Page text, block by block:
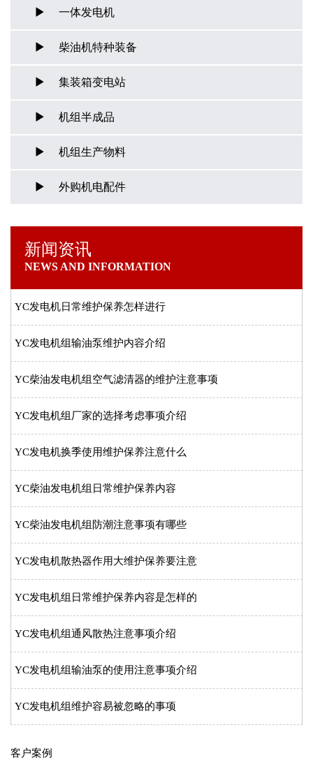
一体发电机
柴油机特种装备
集装箱变电站
机组半成品
机组生产物料
外购机电配件
新闻资讯
NEWS AND INFORMATION
YC发电机日常维护保养怎样进行
YC发电机组输油泵维护内容介绍
YC柴油发电机组空气滤清器的维护注意事项
YC发电机组厂家的选择考虑事项介绍
YC发电机换季使用维护保养注意什么
YC柴油发电机组日常维护保养内容
YC柴油发电机组防潮注意事项有哪些
YC发电机散热器作用大维护保养要注意
YC发电机组日常维护保养内容是怎样的
YC发电机组通风散热注意事项介绍
YC发电机组输油泵的使用注意事项介绍
YC发电机组维护容易被忽略的事项
客户案例